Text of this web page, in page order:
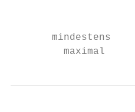
mindestens
maximal